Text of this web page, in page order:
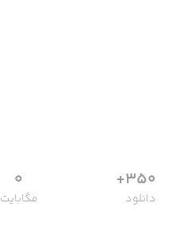
350+
دانلود
0
مگابایت